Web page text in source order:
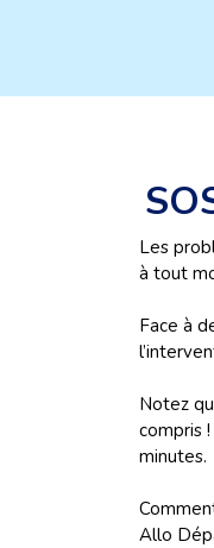
Les
à tout
Face à
Notez
compris
minutes.
Allo